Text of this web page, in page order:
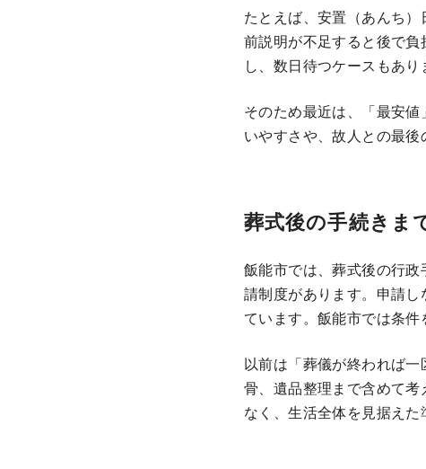
たとえば、安置（あんち
前説明が不足すると後で
し、数日待つケースもあり
そのため最近は、「最安
いやすさや、故人との最後
葬式後の手続きま
飯能市では、葬式後の行
請制度があります。申請
ています。飯能市では条件
以前は「葬儀が終われば
骨、遺品整理まで含めて
なく、生活全体を見据えた